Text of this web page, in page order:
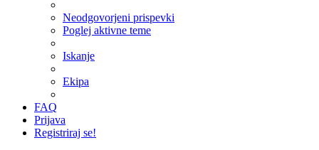
Neodgovorjeni prispevki
Poglej aktivne teme
Iskanje
Ekipa
FAQ
Prijava
Registriraj se!